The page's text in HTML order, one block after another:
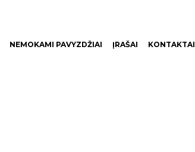
NEMOKAMI PAVYZDŽIAI ĮRAŠAI KONTAKTAI